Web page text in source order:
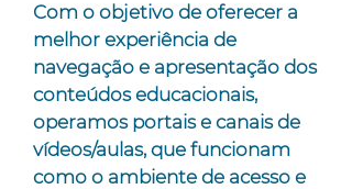
Com o objetivo de oferecer a
melhor experiência de
navegação e apresentação dos
conteúdos educacionais,
operamos portais e canais de
vídeos/aulas, que funcionam
como o ambiente de acesso e